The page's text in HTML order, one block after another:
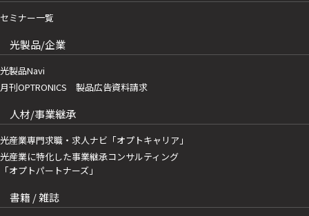
セミナー一覧
光製品/企業
光製品Navi
月刊OPTRONICS 製品広告資料請求
人材/事業継承
光産業専門求職・求人ナビ「オプトキャリア」
光産業に特化した事業継承コンサルティング
「オプトパートナーズ」
書籍 / 雑誌